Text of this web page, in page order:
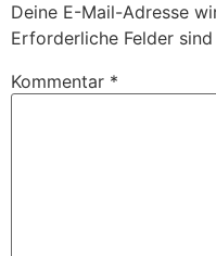
Deine E-Mail-Adresse
Erforderliche Felder
Kommentar *